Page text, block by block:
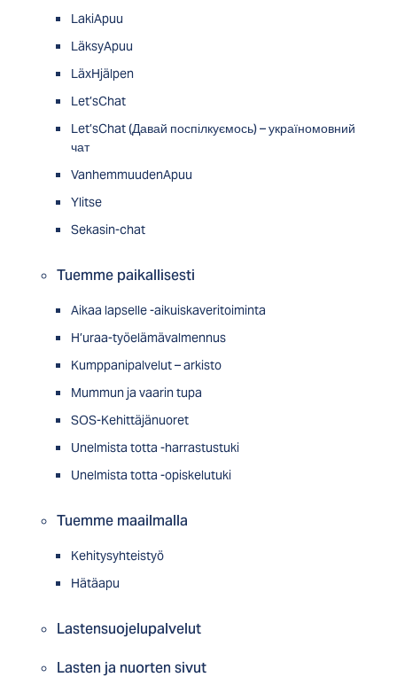
LakiApuu
LäksyApuu
LäxHjälpen
Let’sChat
Let’sChat (Давай поспілкуємось) – україномовний
чат
VanhemmuudenApuu
Ylitse
Sekasin-chat
Tuemme paikallisesti
Aikaa lapselle -aikuiskaveritoiminta
H’uraa-työelämävalmennus
Kumppanipalvelut – arkisto
Mummun ja vaarin tupa
SOS-Kehittäjänuoret
Unelmista totta -harrastustuki
Unelmista totta -opiskelutuki
Tuemme maailmalla
Kehitysyhteistyö
Hätäapu
Lastensuojelupalvelut
Lasten ja nuorten sivut